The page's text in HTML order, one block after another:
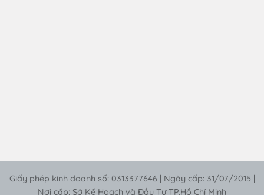
Giấy phép kinh doanh số: 0313377646 | Ngày cấp: 31/07/2015 |
Nơi cấp: Sở Kế Hoạch và Đầu Tư TP.Hồ Chí Minh